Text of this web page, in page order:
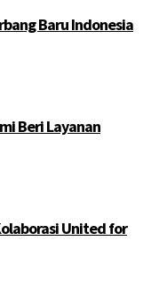
Baru Indonesia
Beri Layanan
United for